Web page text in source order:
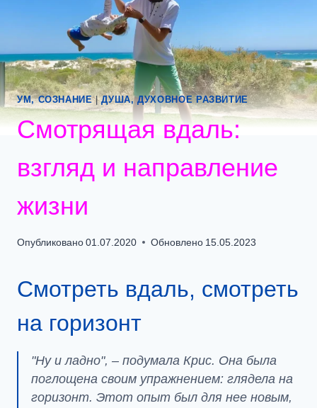
УМ, СОЗНАНИЕ|ДУША, ДУХОВНОЕ РАЗВИТИЕ
Смотрящая вдаль:
взгляд и направление
жизни
Опубликовано01.07.2020 Обновлено 15.05.2023
Смотреть вдаль, смотреть
на горизонт
"Ну и ладно", – подумала Крис. Она была
поглощена своим упражнением: глядела на
горизонт. Этот опыт был для нее новым,